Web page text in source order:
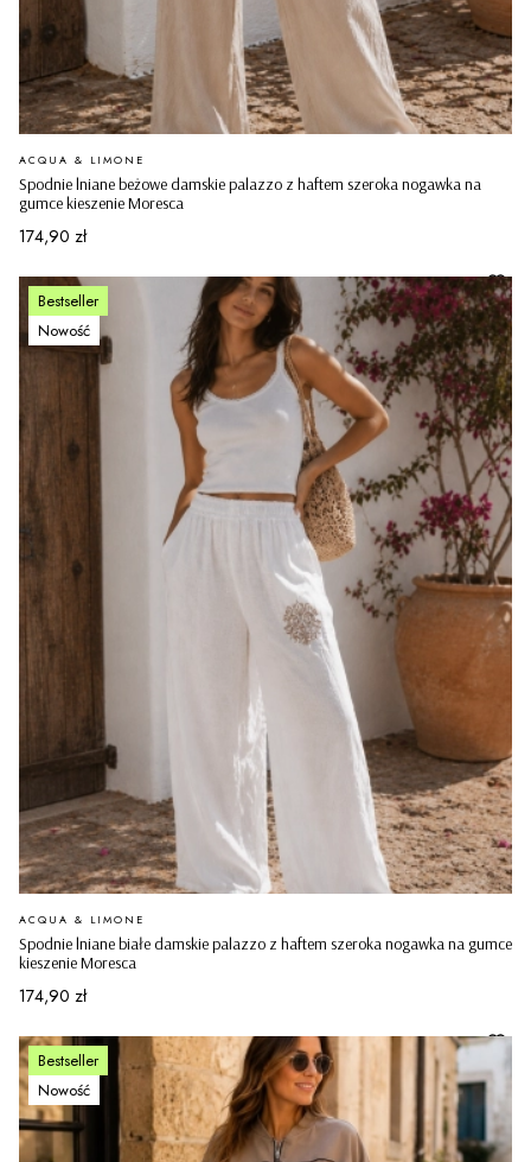
Spodnie lniane beżowe damskie palazzo z haftem szeroka nogawka na
gumce kieszenie Moresca
PRODUCENT
ACQUA & LIMONE
Cena
174,90 zł
Bestseller
Nowość
Spodnie lniane białe damskie palazzo z haftem szeroka nogawka na gumce
kieszenie Moresca
PRODUCENT
ACQUA & LIMONE
Cena
174,90 zł
Bestseller
Nowość